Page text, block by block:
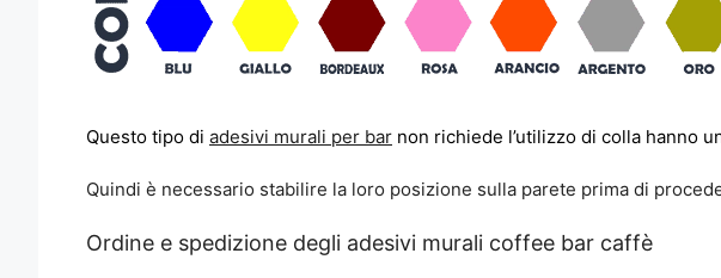
Questo tipo di adesivi murali per bar non richiede l’utilizzo di colla hanno
Quindi è necessario stabilire la loro posizione sulla parete prima di
Ordine e spedizione degli adesivi murali coffee bar caffè